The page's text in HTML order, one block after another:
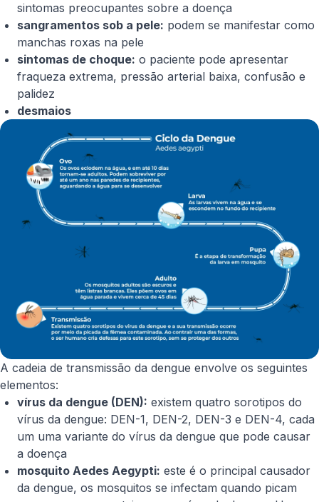
sintomas preocupantes sobre a doença
sangramentos sob a pele: podem se manifestar como
manchas roxas na pele
sintomas de choque: o paciente pode apresentar
fraqueza extrema, pressão arterial baixa, confusão e
palidez
desmaios
A cadeia de transmissão da dengue envolve os seguintes
elementos:
vírus da dengue (DEN): existem quatro sorotipos do
vírus da dengue: DEN-1, DEN-2, DEN-3 e DEN-4, cada
um uma variante do vírus da dengue que pode causar
a doença
mosquito Aedes Aegypti: este é o principal causador
da dengue, os mosquitos se infectam quando picam